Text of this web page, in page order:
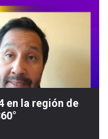
en la región de